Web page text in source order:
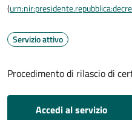
(
Servizio attivo
Procedimento di rilascio di
Accedi al servizio